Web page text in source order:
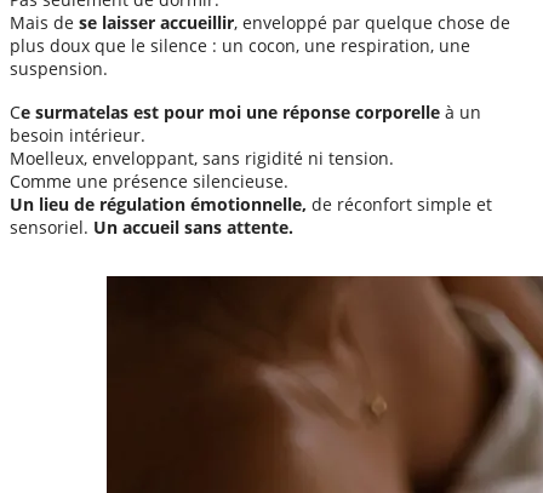
Mais de se laisser accueillir, enveloppé par quelque chose de
plus doux que le silence : un cocon, une respiration, une
suspension.
Ce surmatelas est pour moi une réponse corporelle à un
besoin intérieur.
Moelleux, enveloppant, sans rigidité ni tension.
Comme une présence silencieuse.
Un lieu de régulation émotionnelle, de réconfort simple et
sensoriel. Un accueil sans attente.